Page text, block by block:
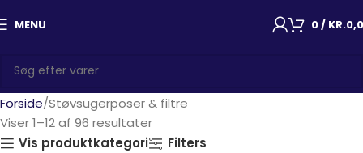
MENU 0/ KR.
Forside Støvsugerposer & filtre
Viser 1–12 af 96 resultater
Vis produktkategori
Filters